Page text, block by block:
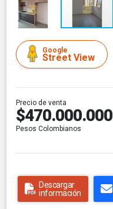
Google
Street View
Precio de venta
$470.000.000
Pesos Colombianos
Descargar
información